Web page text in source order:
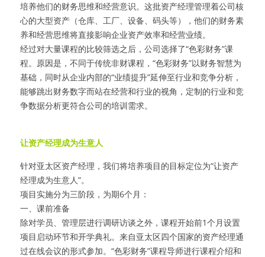
培养他们的财务思维和经营意识。这批资产经理管理着公司核
心的大型资产（仓库、工厂、设备、码头等），他们的财务素
养和经营思维将直接影响企业资产效率和经营业绩。
经过对大量课程的比较筛选之后，公司选择了“色彩财务”课
程。原因是，不同于传统非财课程，“色彩财务”以财务智慧为
基础，同时从企业内部的“业绩提升”延伸至行业和竞争分析，
能够跳出财务数字而站在经营和行业的视角，定制的行业和竞
争数据分析更符合公司的培训需求。
让资产经理成为生意人
针对亚太区资产经理，我们将培养项目的目标定位为“让资产
经理成为生意人”。
项目实施分为三阶段，为期6个月：
一、课前准备
除对学员、管理层进行调研访谈之外，课程开始前1个月设置
项目启动环节和开学典礼。来自亚太区四个国家的资产经理通
过在线会议的形式参加。“色彩财务”课程导师进行课程介绍和